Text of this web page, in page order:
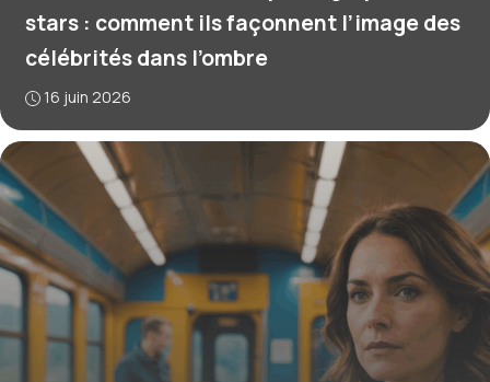
stars : comment ils façonnent l’image des
célébrités dans l’ombre
16 juin 2026